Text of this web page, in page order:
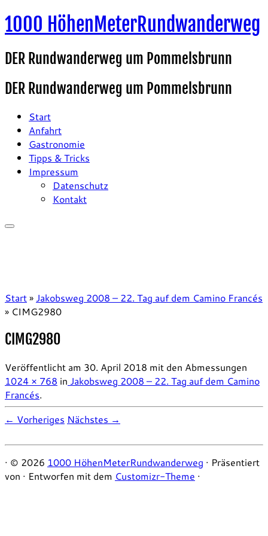
Zum
Inhalt
1000 HöhenMeterRundwanderweg
DER Rundwanderweg um Pommelsbrunn
DER Rundwanderweg um Pommelsbrunn
Start
Anfahrt
Gastronomie
Tipps & Tricks
Impressum
Datenschutz
Kontakt
Start» Jakobsweg 2008 – 22. Tag auf dem Camino Francés
» CIMG2980
CIMG2980
Veröffentlicht am 30. April 2018 mit den Abmessungen
1024 × 768 in Jakobsweg 2008 – 22. Tag auf dem Camino
Francés.
← Vorheriges Nächstes →
· © 2026 1000 HöhenMeterRundwanderweg · Präsentiert
von · Entworfen mit dem Customizr-Theme ·